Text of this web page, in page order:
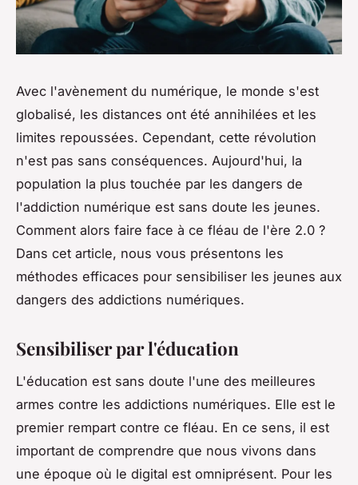
Avec l'avènement du numérique, le monde s'est
globalisé, les distances ont été annihilées et les
limites repoussées. Cependant, cette révolution
n'est pas sans conséquences. Aujourd'hui, la
population la plus touchée par les dangers de
l'addiction numérique est sans doute les jeunes.
Comment alors faire face à ce fléau de l'ère 2.0 ?
Dans cet article, nous vous présentons les
méthodes efficaces pour sensibiliser les jeunes aux
dangers des addictions numériques.
Sensibiliser par l'éducation
L'éducation est sans doute l'une des meilleures
armes contre les addictions numériques. Elle est le
premier rempart contre ce fléau. En ce sens, il est
important de comprendre que nous vivons dans
une époque où le digital est omniprésent. Pour les